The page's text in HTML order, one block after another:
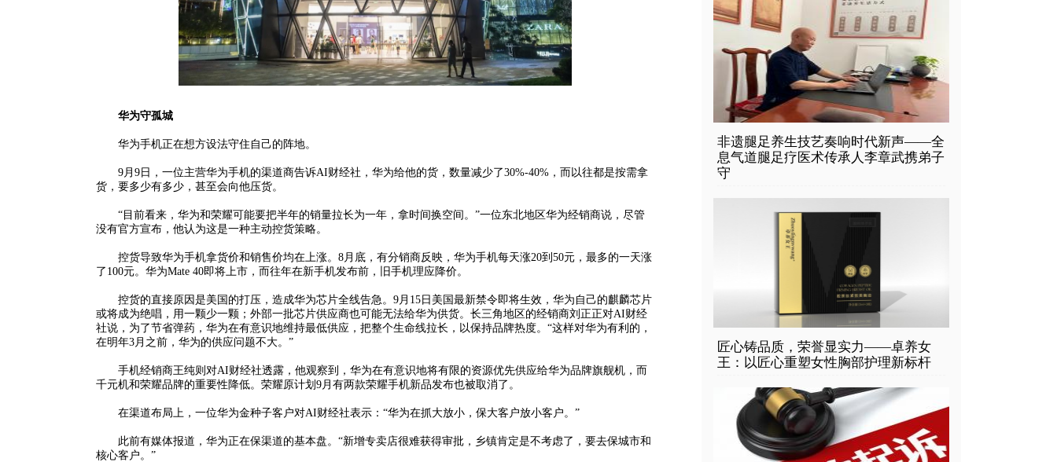
华为守孤城
华为手机正在想方设法守住自己的阵地。
9月9日，一位主营华为手机的渠道商告诉AI财经社，华为给他的货，数量减少了30%-40%，而以往都是按需拿
货，要多少有多少，甚至会向他压货。
“目前看来，华为和荣耀可能要把半年的销量拉长为一年，拿时间换空间。”一位东北地区华为经销商说，尽管
没有官方宣布，他认为这是一种主动控货策略。
控货导致华为手机拿货价和销售价均在上涨。8月底，有分销商反映，华为手机每天涨20到50元，最多的一天涨
了100元。华为Mate 40即将上市，而往年在新手机发布前，旧手机理应降价。
控货的直接原因是美国的打压，造成华为芯片全线告急。9月15日美国最新禁令即将生效，华为自己的麒麟芯片
或将成为绝唱，用一颗少一颗；外部一批芯片供应商也可能无法给华为供货。长三角地区的经销商刘正正对AI财经
社说，为了节省弹药，华为在有意识地维持最低供应，把整个生命线拉长，以保持品牌热度。“这样对华为有利的，
在明年3月之前，华为的供应问题不大。”
手机经销商王纯则对AI财经社透露，他观察到，华为在有意识地将有限的资源优先供应给华为品牌旗舰机，而
千元机和荣耀品牌的重要性降低。荣耀原计划9月有两款荣耀手机新品发布也被取消了。
在渠道布局上，一位华为金种子客户对AI财经社表示：“华为在抓大放小，保大客户放小客户。”
此前有媒体报道，华为正在保渠道的基本盘。“新增专卖店很难获得审批，乡镇肯定是不考虑了，要去保城市和
核心客户。”
非遗腿足养生技艺奏响时代新声——全
息气道腿足疗医术传承人李章武携弟子
守
匠心铸品质，荣誉显实力——卓养女
王：以匠心重塑女性胸部护理新标杆